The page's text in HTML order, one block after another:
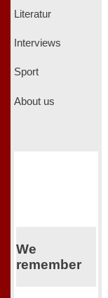
Literatur
Interviews
Sport
About us
We
remember